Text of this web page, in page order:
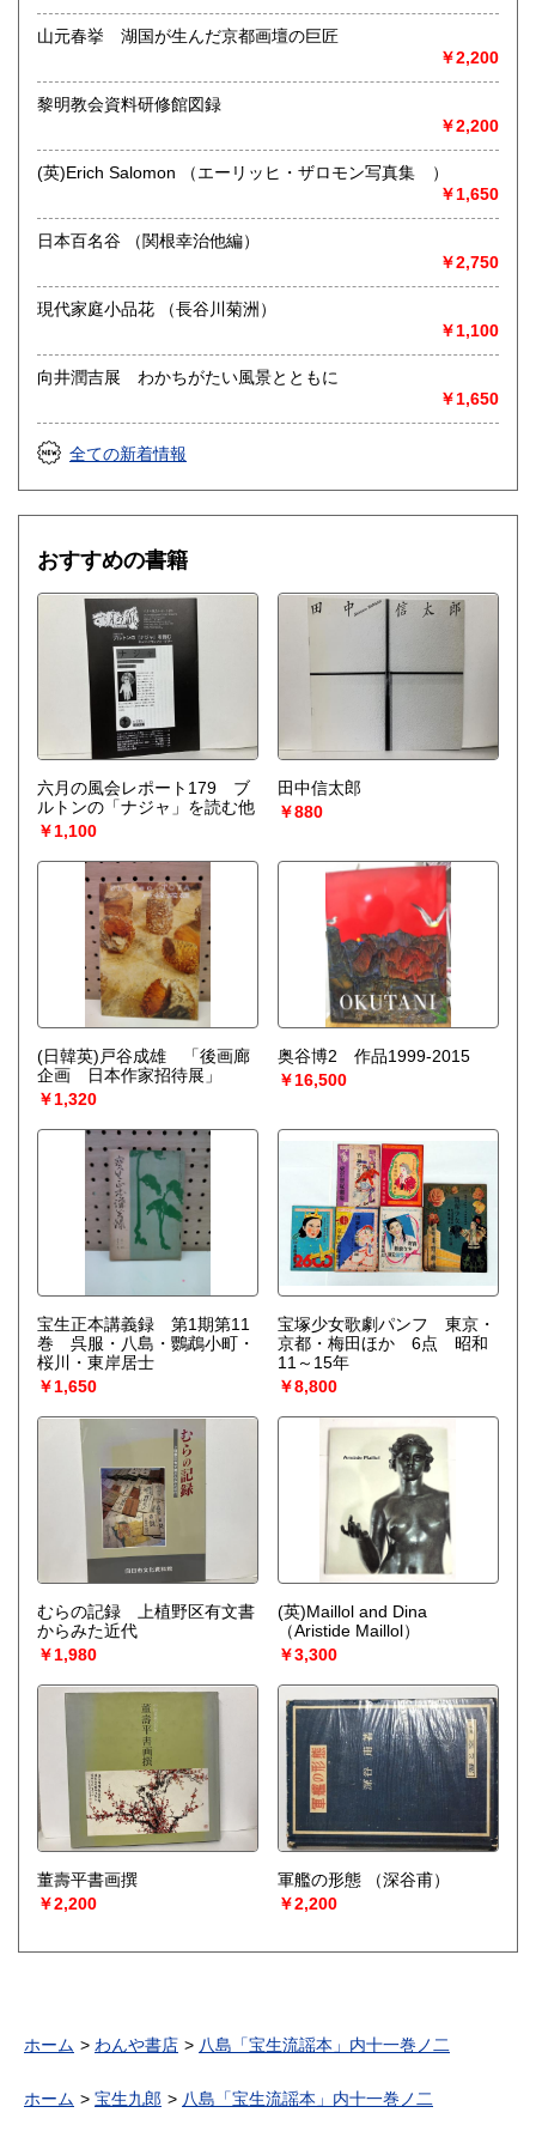
最寄駅：-
営業時間：平日・土・祝10時半～18時
書籍の買取について
-
総記、哲学宗教、歴史、社会科学、自然科学、美術工芸、国
語国文、外国文学、近代文献、趣味、外国書、サブカルチャ
山元春挙 湖国が生んだ京都画壇の巨匠
￥2,200
黎明教会資料研修館図録
￥2,200
(英)Erich Salomon （エーリッヒ・ザロモン写真集 ）
￥1,650
日本百名谷 （関根幸治他編）
￥2,750
現代家庭小品花 （長谷川菊洲）
￥1,100
向井潤吉展 わかちがたい風景とともに
￥1,650
全ての新着情報
おすすめの書籍
六月の風会レポート179 ブ
ルトンの「ナジャ」を読む他
￥1,100
田中信太郎
￥880
(日韓英)戸谷成雄 「後画廊
企画 日本作家招待展」
￥1,320
奥谷博2 作品1999-2015
￥16,500
宝生正本講義録 第1期第11
巻 呉服・八島・鸚鵡小町・
桜川・東岸居士
￥1,650
宝塚少女歌劇パンフ 東京・
京都・梅田ほか 6点 昭和
11～15年
￥8,800
むらの記録 上植野区有文書
からみた近代
￥1,980
(英)Maillol and Dina
（Aristide Maillol）
￥3,300
董壽平書画撰
￥2,200
軍艦の形態
（深谷甫）
￥2,200
ホーム わんや書店 八島「宝生流謡本」内十一巻ノ二
ホーム 宝生九郎 八島「宝生流謡本」内十一巻ノ二